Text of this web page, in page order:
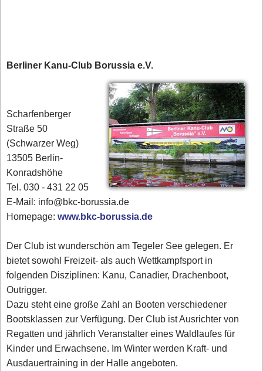
Berliner Kanu-Club Borussia e.V.
Scharfenberger
Straße 50
(Schwarzer Weg)
13505 Berlin-
Konradshöhe
Tel. 030 - 431 22 05
E-Mail: info@bkc-borussia.de
Homepage:www.bkc-borussia.de
Der Club ist wunderschön am Tegeler See gelegen. Er
bietet sowohl Freizeit- als auch Wettkampfsport in
folgenden Disziplinen: Kanu, Canadier, Drachenboot,
Outrigger.
Dazu steht eine große Zahl an Booten verschiedener
Bootsklassen zur Verfügung. Der Club ist Ausrichter von
Regatten und jährlich Veranstalter eines Waldlaufes für
Kinder und Erwachsene. Im Winter werden Kraft- und
Ausdauertraining in der Halle angeboten.